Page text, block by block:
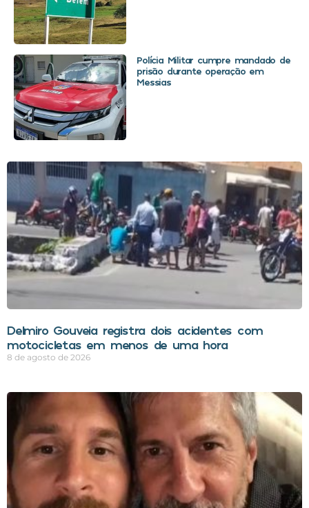
Polícia Militar cumpre mandado de
prisão durante operação em
Messias
Delmiro Gouveia registra dois acidentes com
motocicletas em menos de uma hora
8 de agosto de 2026